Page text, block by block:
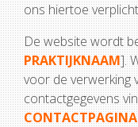
ons hiertoe
De website wordt
PRAKTIJKNAAM].
voor de verwerking
contactgegevens